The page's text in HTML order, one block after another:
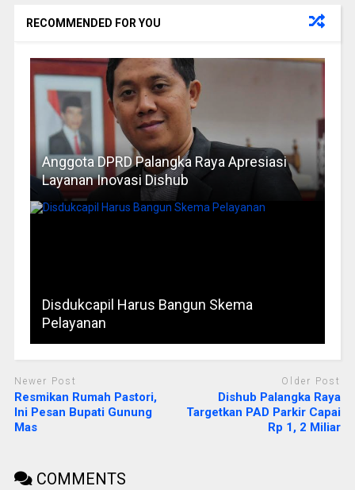
RECOMMENDED FOR YOU
Anggota DPRD Palangka Raya Apresiasi
Layanan Inovasi Dishub
Disdukcapil Harus Bangun Skema
Pelayanan
Newer Post
Resmikan Rumah Pastori,
Ini Pesan Bupati Gunung
Mas
Older Post
Dishub Palangka Raya
Targetkan PAD Parkir Capai
Rp 1, 2 Miliar
COMMENTS